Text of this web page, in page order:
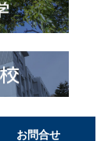
Reserved.
お問合せ